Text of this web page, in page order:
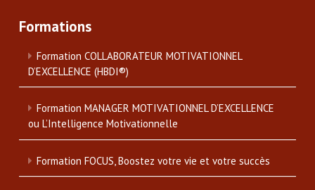
Formations
Formation COLLABORATEUR MOTIVATIONNEL
D’EXCELLENCE (HBDI®)
Formation MANAGER MOTIVATIONNEL D’EXCELLENCE
ou L’Intelligence Motivationnelle
Formation FOCUS, Boostez votre vie et votre succès